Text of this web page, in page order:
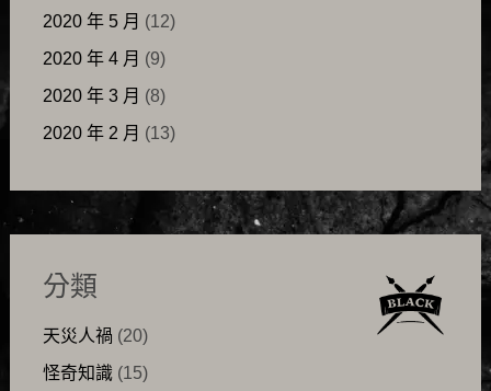
2020 年 5 月 (12)
2020 年 4 月 (9)
2020 年 3 月 (8)
2020 年 2 月 (13)
分類
天災人禍 (20)
怪奇知識(15)